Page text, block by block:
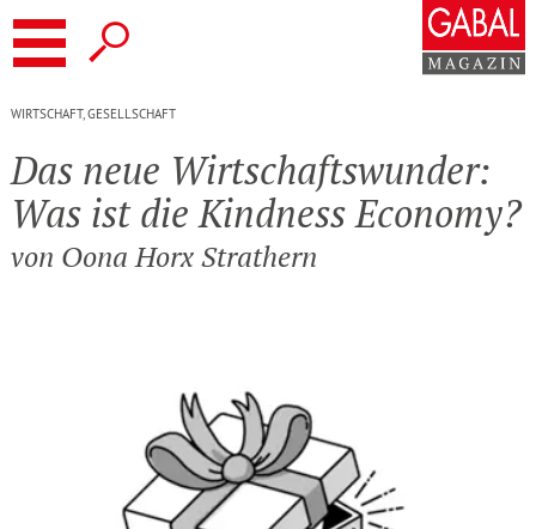
die Kindness Economy?
WIRTSCHAFT, GESELLSCHAFT
Das neue Wirt­schafts­wunder:
Was ist die Kindness Economy?
von Oona Horx Strathern